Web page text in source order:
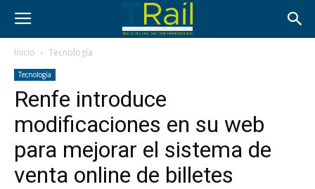
Inicio Tecnología
Tecnología
Renfe introduce
modificaciones en su web
para mejorar el sistema de
venta online de billetes